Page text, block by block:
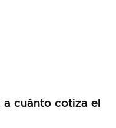
cuánto cotiza el